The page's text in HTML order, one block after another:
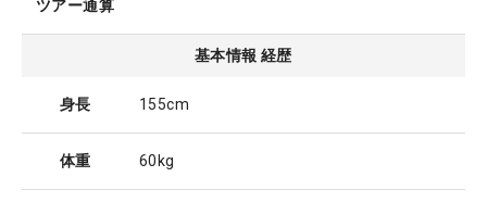
ツアー通算
基本情報 経歴
身長 155cm
体重 60kg